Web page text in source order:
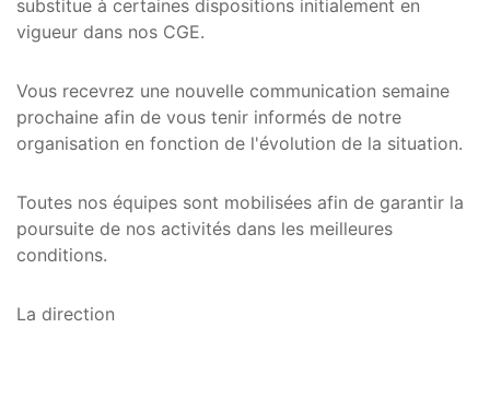
substitue à certaines dispositions initialement en
vigueur dans nos CGE.
Vous recevrez une nouvelle communication semaine
prochaine afin de vous tenir informés de notre
organisation en fonction de l'évolution de la situation.
Toutes nos équipes sont mobilisées afin de garantir la
poursuite de nos activités dans les meilleures
conditions.
La direction